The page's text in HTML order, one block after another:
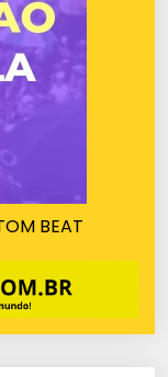
BEAT